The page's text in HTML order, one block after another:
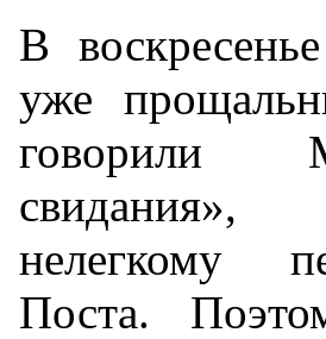
В
уже
говорили
нелегкому
Поста.